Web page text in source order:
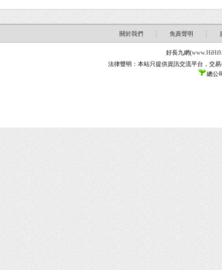
關於我們 免責聲明
好長九網(
法律聲明：本站只提供資訊交流平台，交
總公